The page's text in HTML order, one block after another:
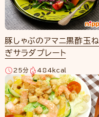
豚しゃぶのアマニ黒酢玉ね
ぎサラダプレート
25分 484kcal